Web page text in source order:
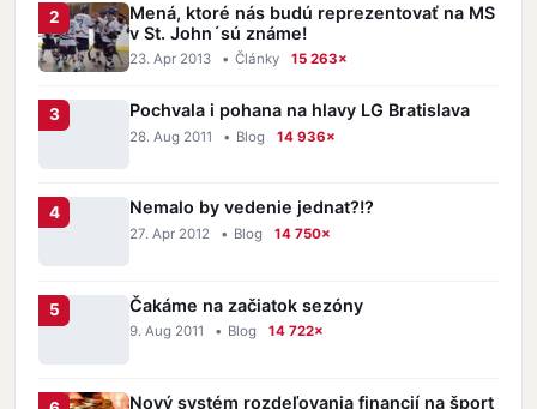
Mená, ktoré nás budú reprezentovať na MS
v St. John´sú známe!
23. Apr 2013 • Články 15 263×
Pochvala i pohana na hlavy LG Bratislava
28. Aug 2011 • Blog 14 936×
Nemalo by vedenie jednat?!?
27. Apr 2012 • Blog 14 750×
Čakáme na začiatok sezóny
9. Aug 2011 • Blog 14 722×
Nový systém rozdeľovania financií na šport